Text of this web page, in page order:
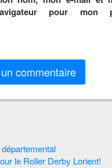
pour mon
le Roller Derby Lorient!